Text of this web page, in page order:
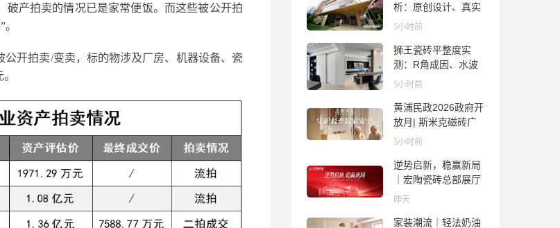
产拍卖的情况已是家常便饭。而这些被公开拍
开拍卖/变卖，标的物涉及厂房、机器设备、瓷
析：原创设计、真实
质感与市场口碑全览
5小时前
狮王瓷砖平整度实
测：R角成因、水波
纹真相、辊棒印解析
5小时前
黄浦民政2026政府开
放月| 斯米克磁砖广
场适老化体验中心正
5小时前
逆势启新，稳赢新局
｜宏陶瓷砖总部展厅
焕新升级开工大吉
昨天
家装潮流｜轻法奶油